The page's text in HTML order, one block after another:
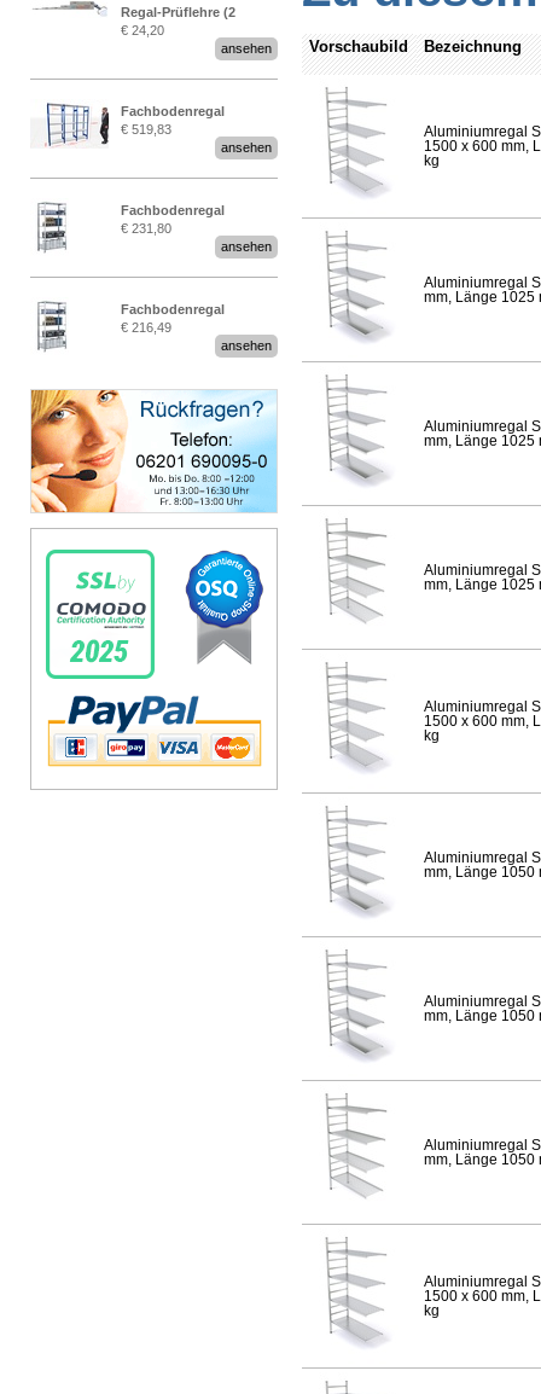
Regal-Prüflehre (2
Stück)
€ 24,20
ansehen
Fachbodenregal
Stecksystem MultiPlus
2,25 Meter breit
€ 519,83
ansehen
Fachbodenregal
Stecksystem MultiPlus
€ 231,80
ansehen
Fachbodenregal
Stecksystem MultiPlus
€ 216,49
ansehen
Vorschaubild Bezeichnung
Aluminiumregal
1500 x 600 mm,
kg
Aluminiumregal
mm, Länge 1025
Aluminiumregal
mm, Länge 1025
Aluminiumregal
mm, Länge 1025
Aluminiumregal
1500 x 600 mm,
kg
Aluminiumregal
mm, Länge 1050
Aluminiumregal
mm, Länge 1050
Aluminiumregal
mm, Länge 1050
Aluminiumregal
1500 x 600 mm,
kg